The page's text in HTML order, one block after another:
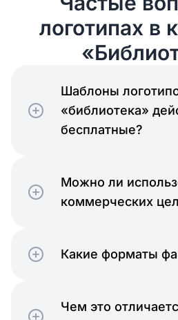
логотипах в
Шаблоны
«библиотека»
бесплатные?
Можно ли
коммерческих
Какие форматы
Чем это